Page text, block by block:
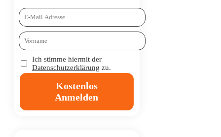
Ich stimme hiermit der
Datenschutzerklärung zu.
Kostenlos
Anmelden